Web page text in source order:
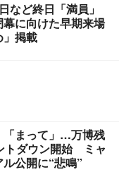
など終日「満員」
に向けた早期来場
」掲載
「まって」…万博残
トダウン開始 ミャ
公開に“悲鳴”